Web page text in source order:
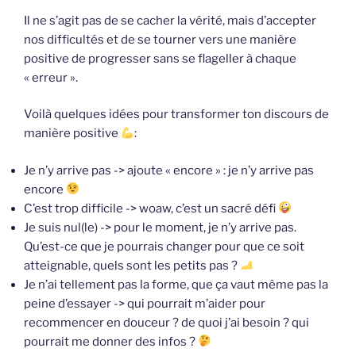
Il ne s’agit pas de se cacher la vérité, mais d’accepter
nos difficultés et de se tourner vers une manière
positive de progresser sans se flageller à chaque
« erreur ».
Voilà quelques idées pour transformer ton discours de
manière positive
:
Je n’y arrive pas -> ajoute « encore » : je n’y arrive pas
encore
C’est trop difficile -> woaw, c’est un sacré défi
Je suis nul(le) -> pour le moment, je n’y arrive pas.
Qu’est-ce que je pourrais changer pour que ce soit
atteignable, quels sont les petits pas ?
Je n’ai tellement pas la forme, que ça vaut même pas la
peine d’essayer -> qui pourrait m’aider pour
recommencer en douceur ? de quoi j’ai besoin ? qui
pourrait me donner des infos ?